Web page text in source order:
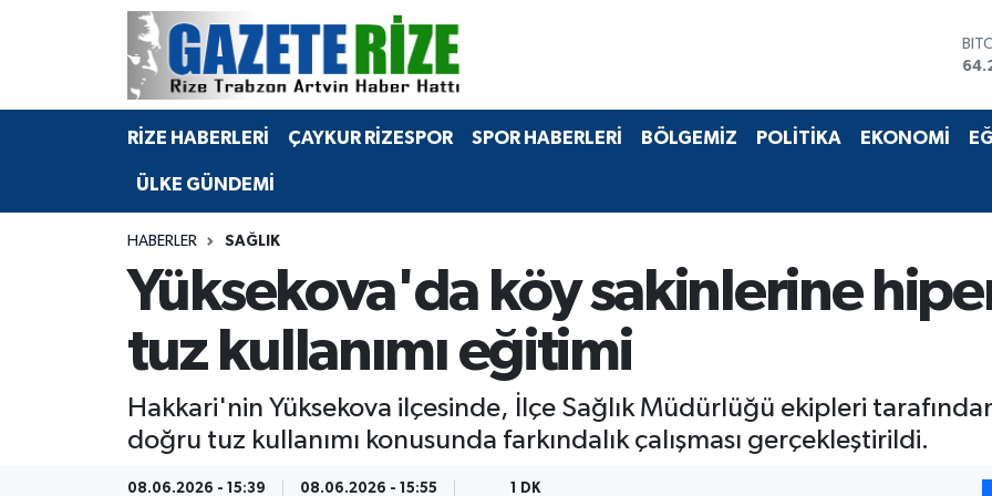
RİZE HABERLERİ ÇAYKUR RİZESPOR SPOR HABERLERİ BÖLGEMİZ POLİTİKA EKONOMİ
ÜLKE GÜNDEMİ
HABERLER SAĞLIK
Yüksekova'da köy sakinlerine
tuz kullanımı eğitimi
Hakkari'nin Yüksekova ilçesinde, İlçe Sağlık Müdürlüğü ekipleri
doğru tuz kullanımı konusunda farkındalık çalışması gerçekleştirildi.
08.06.2026 - 15:39 08.06.2026 - 15:55 1 DK
BÖLGEMİZ
Bilim Teknoloji
Advertising news
Canlı Maç
Merkez Nöbetçi Eczaneler
Merkez Hava Durumu
Merkez Trafik Yoğunluk Haritası
Tüm Manşetler
Son Dakika Haberleri
Haber Arşivi